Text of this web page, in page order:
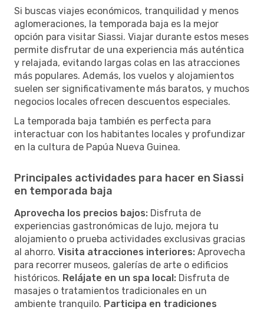
Si buscas viajes económicos, tranquilidad y menos
aglomeraciones, la temporada baja es la mejor
opción para visitar Siassi. Viajar durante estos meses
permite disfrutar de una experiencia más auténtica
y relajada, evitando largas colas en las atracciones
más populares. Además, los vuelos y alojamientos
suelen ser significativamente más baratos, y muchos
negocios locales ofrecen descuentos especiales.
La temporada baja también es perfecta para
interactuar con los habitantes locales y profundizar
en la cultura de Papúa Nueva Guinea.
Principales actividades para hacer en Siassi
en temporada baja
Aprovecha los precios bajos: Disfruta de
experiencias gastronómicas de lujo, mejora tu
alojamiento o prueba actividades exclusivas gracias
al ahorro. Visita atracciones interiores: Aprovecha
para recorrer museos, galerías de arte o edificios
históricos. Relájate en un spa local: Disfruta de
masajes o tratamientos tradicionales en un
ambiente tranquilo. Participa en tradiciones